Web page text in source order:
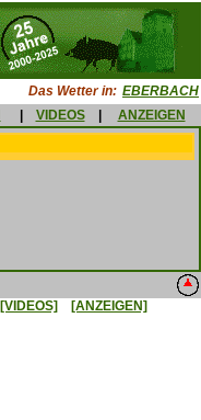
Das Wetter in: EBERBACH
VIDEOS ANZEIGEN
[VIDEOS] [ANZEIGEN]